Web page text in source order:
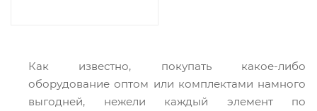
Как известно, покупать какое-либо
оборудование оптом или комплектами намного
выгодней, нежели каждый элемент по